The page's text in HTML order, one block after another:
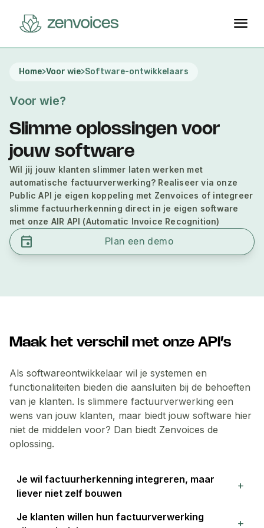
menu
Home>Voor wie>Software-ontwikkelaars
Voor wie?
Slimme oplossingen voor
jouw software
Wil jij jouw klanten slimmer laten werken met
automatische factuurverwerking? Realiseer via onze
Public API je eigen koppeling met Zenvoices of integreer
slimmefactuurherkenning direct in je eigen software
met onze AIR API (Automatic Invoice Recognition)
Plan een demo
event
Maak het verschil met onze API’s
Als softwareontwikkelaar wil je systemen en
functionaliteiten bieden die aansluiten bij de behoeften
van je klanten. Is slimmere factuurverwerking een
wens van jouw klanten, maar biedt jouw software hier
niet de middelen voor? Dan biedt Zenvoices de
oplossing.
Je wil factuurherkenning integreren, maar
liever niet zelf bouwen
add
Het ontwikkelen van slimme factuurherkenning,
ook bekend als scan & herken, vraagt om een
Je klanten willen hun factuurverwerking
add